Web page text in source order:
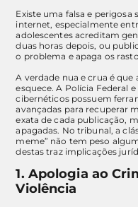
Existe uma falsa e perigosa
internet, especialmente
adolescentes acreditam
duas horas depois, ou
o problema e apaga os
A verdade nua e crua é
esquece. A Polícia Federal
cibernéticos possuem
avançadas para recuperar
exata de cada publicação,
apagadas. No tribunal, a
meme” não tem peso
destas traz implicações
1. Apologia ao
Violência